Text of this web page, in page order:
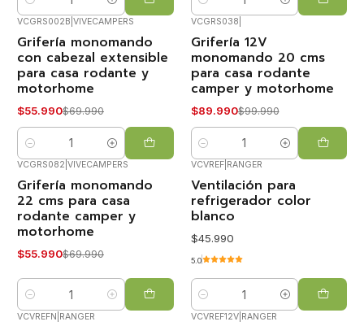
Cantidad Cantidad
-20%
OFF
VCGRS002B VIVECAMPERS
Grifería monomando
con cabezal extensible
para casa rodante y
motorhome
$55.990$69.990
Cantidad
-10%
OFF
VCGRS038
Grifería 12V
monomando 20 cms
para casa rodante
camper y motorhome
$89.990$99.990
Cantidad
-20%
OFF
VCGRS082 VIVECAMPERS
Grifería monomando
22 cms para casa
rodante camper y
motorhome
$55.990$69.990
Cantidad
VCVREF| RANGER
Ventilación para
refrigerador color
blanco
$45.990
5.0
Cantidad
VCVREFN RANGER VCVREF12V| RANGER